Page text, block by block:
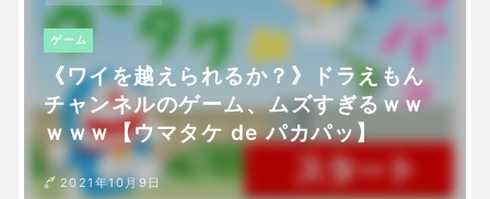
ゲーム
《ワイを越えられるか？》ドラえもん
チャンネルのゲーム、ムズすぎるｗｗ
ｗｗｗ【ウマタケ de パカパッ】
2021年10月9日